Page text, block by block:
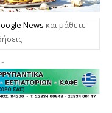
News και μάθετε
-